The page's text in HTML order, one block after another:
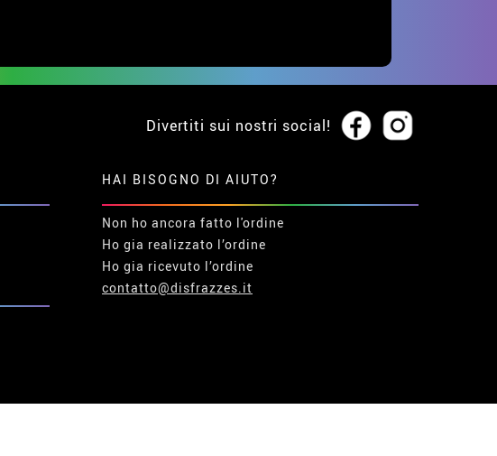
Divertiti sui nostri social!
HAI BISOGNO DI AIUTO?
Non ho ancora fatto l'ordine
Ho gia realizzato l’ordine
Ho gia ricevuto l’ordine
contatto@disfrazzes.it